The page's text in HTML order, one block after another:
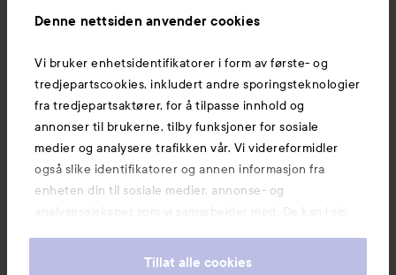
Denne nettsiden anvender cookies
Vi bruker enhetsidentifikatorer i form av første- og
tredjepartscookies, inkludert andre sporingsteknologier
fra tredjepartsaktører, for å tilpasse innhold og
annonser til brukerne, tilby funksjoner for sosiale
medier og analysere trafikken vår. Vi videreformidler
også slike identifikatorer og annen informasjon fra
enheten din til sosiale medier, annonse- og
analyseselskaper som vi samarbeider med. De kan i sin
informasjon som du har oppgitt eller som de har samlet
Tillat alle cookies
Informasjon
Også av interesse